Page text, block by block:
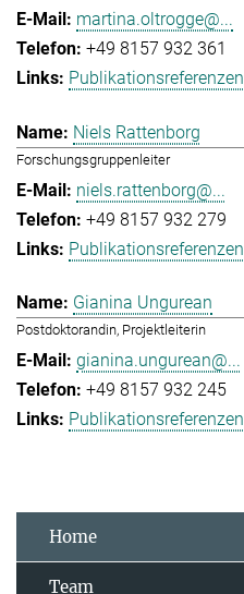
martina.oltrogge@...
+49 8157 932 361
Publikationsreferenzen
Niels Rattenborg
Forschungsgruppenleiter
niels.rattenborg@...
+49 8157 932 279
Publikationsreferenzen
Gianina Ungurean
Postdoktorandin, Projektleiterin
gianina.ungurean@...
+49 8157 932 245
Publikationsreferenzen
Home
Team